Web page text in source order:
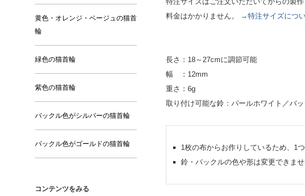
料金はかかりません。
→特注サイズにつ
長さ：18～27cmに調節可能
幅 ：12mm
重さ：6g
取り付け可能な鈴：パールホワイト／バ
1枚の布からお作りしているため、1
鈴・バックルの色や形は変更できませ
黄色・オレンジ・ベージュの猫首
輪
緑色の猫首輪
紫色の猫首輪
バックル色がシルバーの猫首輪
バックル色がゴールドの猫首輪
コンテンツをみる